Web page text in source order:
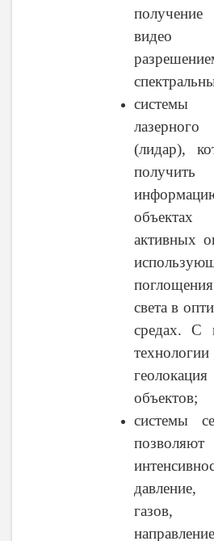
видео
системы
(лидар),
активных
света в
средах. С
объектов;
системы
газов,